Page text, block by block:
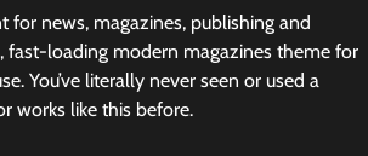
for news, magazines, publishing and
fast-loading modern magazines theme for
You’ve literally never seen or used a
works like this before.